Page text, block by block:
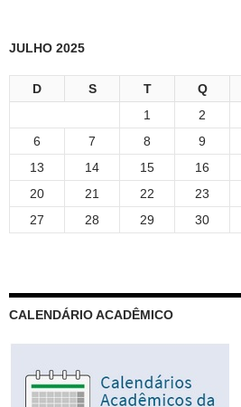
JULHO 2025
D S T Q
1
2
6
7 8 9
13
14 15 16
20
21 22 23
27
28 29 30
CALENDÁRIO ACADÊMICO